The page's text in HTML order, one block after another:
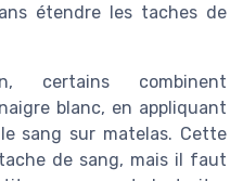
étendre les taches de
certains combinent
blanc, en appliquant
sang sur matelas. Cette
de sang, mais il faut